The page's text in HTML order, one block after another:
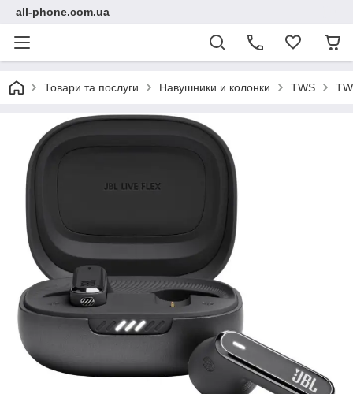
all-phone.com.ua
Товари та послуги Навушники и колонки TWS